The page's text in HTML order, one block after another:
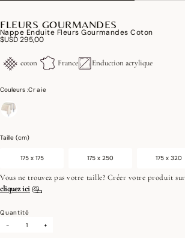
FLEURS GOURMANDES
Nappe Enduite Fleurs Gourmandes Coton
$USD 295,00
coton France Enduction acrylique
Couleurs :Craie
Taille (cm)
175 x 175 175 x 250 175 x 320
Vous ne trouvez pas votre taille? Créer votre produit sur
cliquez ici
Quantité
-
+